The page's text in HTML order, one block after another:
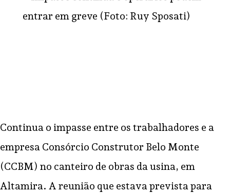
Continua o impasse entre os trabalhadores e a
empresa Consórcio Construtor Belo Monte
(CCBM) no canteiro de obras da usina, em
Altamira. A reunião que estava prevista para